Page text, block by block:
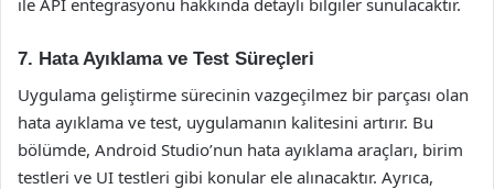
ile API entegrasyonu hakkında detaylı bilgiler sunulacaktır.
7. Hata Ayıklama ve Test Süreçleri
Uygulama geliştirme sürecinin vazgeçilmez bir parçası olan
hata ayıklama ve test, uygulamanın kalitesini artırır. Bu
bölümde, Android Studio’nun hata ayıklama araçları, birim
testleri ve UI testleri gibi konular ele alınacaktır. Ayrıca,